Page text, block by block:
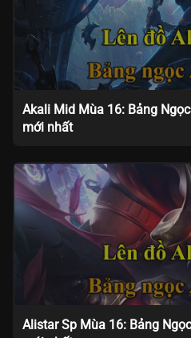
Akali Mid Mùa 16: Bảng
mới nhất
Alistar Sp Mùa 16: Bảng